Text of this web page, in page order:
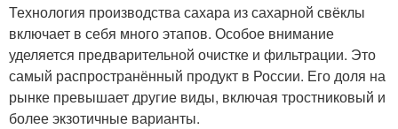
Технология производства сахара из сахарной свёклы
включает в себя много этапов. Особое внимание
уделяется предварительной очистке и фильтрации. Это
самый распространённый продукт в России. Его доля на
рынке превышает другие виды, включая тростниковый и
более экзотичные варианты.